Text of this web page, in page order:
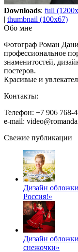
Downloads: full
| thumbnail (100x67)
Обо мне
Фотограф Роман
профессиональное
знаменитостей,
постеров.
Красивые и
Контакты:
Телефон: +7 906 768-
e-mail:
Свежие публикации
Дизайн
Россия!»
Дизайн
снежочки»